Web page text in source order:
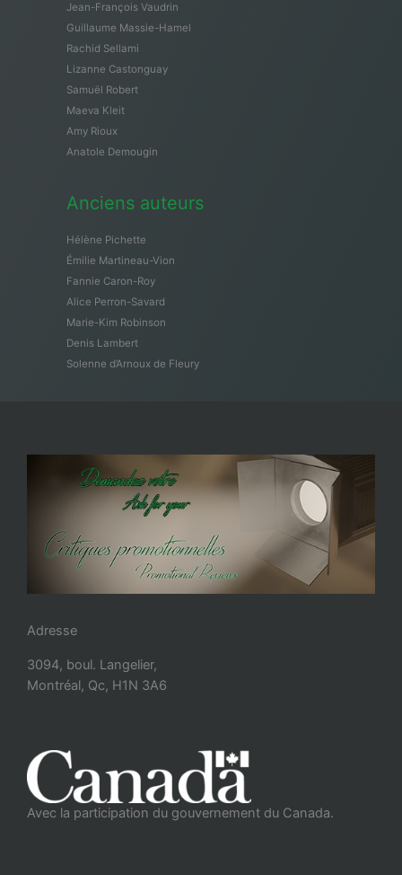
Jean-François Vaudrin
Guillaume Massie-Hamel
Rachid Sellami
Lizanne Castonguay
Samuël Robert
Maeva Kleit
Amy Rioux
Anatole Demougin
Anciens auteurs
Hélène Pichette
Émilie Martineau-Vion
Fannie Caron-Roy
Alice Perron-Savard
Marie-Kim Robinson
Denis Lambert
Solenne d’Arnoux de Fleury
Adresse
3094, boul. Langelier,
Montréal, Qc, H1N 3A6
Avec la participation du gouvernement du Canada.